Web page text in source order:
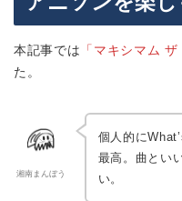
本記事では 「マキシマム
た。
湘南まんぼう
個人的に
最高。曲とい
い。